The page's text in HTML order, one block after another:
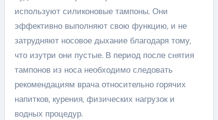
используют силиконовые тампоны. Они
эффективно выполняют свою функцию, и не
затрудняют носовое дыхание благодаря тому,
что изутри они пустые. В период после снятия
тампонов из носа необходимо следовать
рекомендациям врача относительно горячих
напитков, курения, физических нагрузок и
водных процедур.